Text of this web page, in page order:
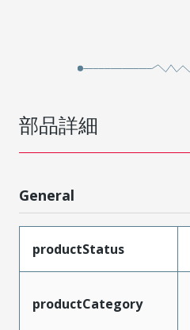
部品詳細
General
productStatus
productCategory